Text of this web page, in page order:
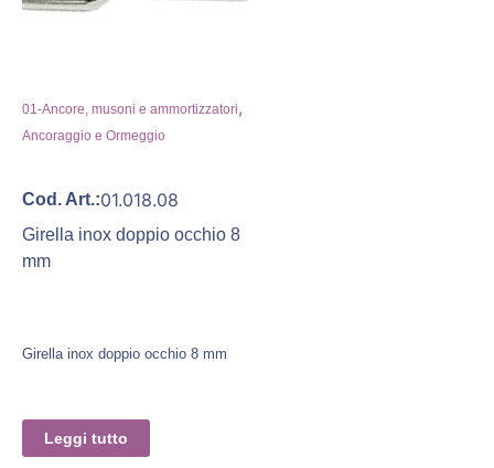
01-Ancore, musoni e ammortizzatori,
Ancoraggio e Ormeggio
Cod. Art.:01.018.08
Girella inox doppio occhio 8
mm
Girella inox doppio occhio 8 mm
Leggi tutto